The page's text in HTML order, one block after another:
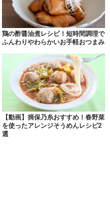
鶏の酢醤油煮レシピ！短時間調理で
ふんわりやわらかいお手軽おつまみ
【動画】揖保乃糸おすすめ！春野菜
を使ったアレンジそうめんレシピ2
選